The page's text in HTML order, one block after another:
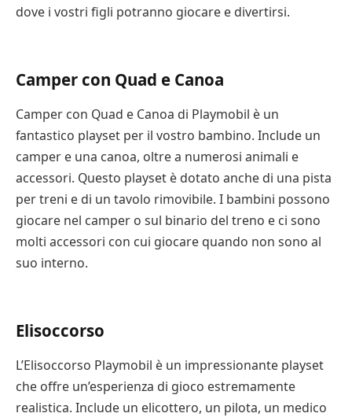
Alcuni set Playmobil sono dotati di valigie per
facilitare il trasporto e la conservazione. Queste
valigie sono anche dotate di accessori a tema.
Facile da montare
Se siete alla ricerca di un giocattolo divertente ed
educativo per il vostro bambino, prendete in
considerazione i set Playmobil facili da assemblare.
Questi giocattoli hanno una varietà di pezzi colorati e
sono ideali per i più piccoli e i bambini dai quattro
la capacità di risolvere i problemi.
Questi giocattoli da costruzione sono progettati per
stimolare l’immaginazione e la creatività dei bambini.
Possono essere utilizzati per costruire giardini, case
dove i vostri figli potranno giocare e divertirsi.
Camper con Quad e Canoa
Camper con Quad e Canoa di Playmobil è un
fantastico playset per il vostro bambino. Include un
camper e una canoa, oltre a numerosi animali e
accessori. Questo playset è dotato anche di una pista
per treni e di un tavolo rimovibile. I bambini possono
giocare nel camper o sul binario del treno e ci sono
molti accessori con cui giocare quando non sono al
suo interno.
Elisoccorso
L’Elisoccorso Playmobil è un impressionante playset
che offre un’esperienza di gioco estremamente
realistica. Include un elicottero, un pilota, un medico